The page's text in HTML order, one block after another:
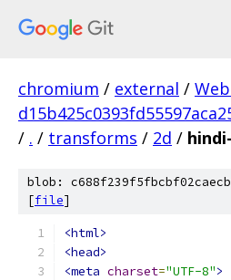
chromium / external /
/ . / transforms / 2d /
blob:
[file]
<html>
<head>
<meta charset="UTF-8">